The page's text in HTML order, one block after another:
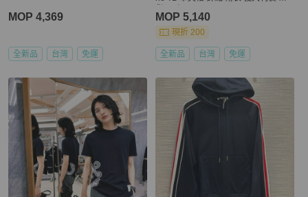
MOP 4,369
全新品 台灣 免運
MOP 5,140
現折 200
全新品 台灣 免運